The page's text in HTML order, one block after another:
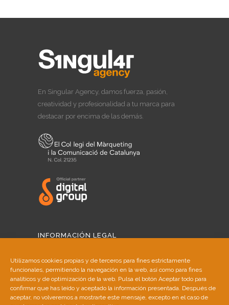
Utilizamos cookies propias y de terceros para fines estrictamente
funcionales, permitiendo la navegación en la web, así como para fines
analíticos y de optimización de la web. Pulsa el botón Aceptar todo para
confirmar que has leído y aceptado la información presentada. Después de
aceptar, no volveremos a mostrarte este mensaje, excepto en el caso de
En Singular Agency, damos fuerza, pasión,
creatividad y profesionalidad a tu marca para
destacar por encima de las demás.
INFORMACIÓN LEGAL
Política de Cookies
Política de Privacidad